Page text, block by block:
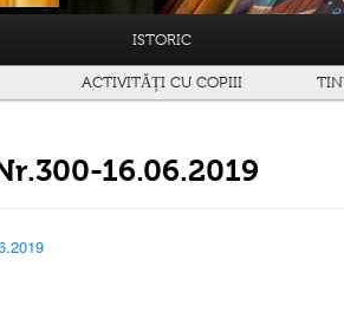
ISTORIC
ACTIVITĂȚI CU COPIII
16.06.2019